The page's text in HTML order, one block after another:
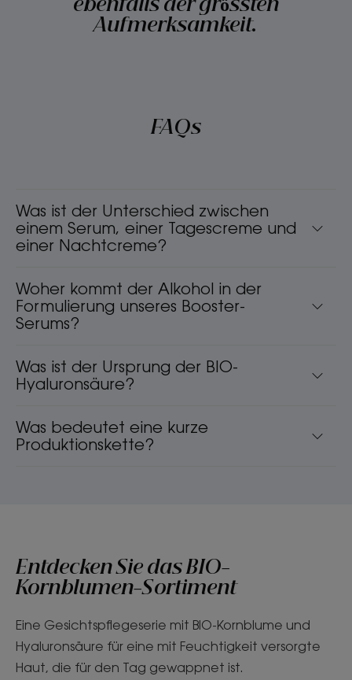
ebenfalls der grössten
Aufmerksamkeit.
FAQs
Was ist der Unterschied zwischen
einem Serum, einer Tagescreme und
einer Nachtcreme?
Woher kommt der Alkohol in der
Formulierung unseres Booster-
Serums?
Was ist der Ursprung der BIO-
Hyaluronsäure?
Was bedeutet eine kurze
Produktionskette?
Entdecken Sie das BIO-
Kornblumen-Sortiment
Eine Gesichtspflegeserie mit BIO-Kornblume und
Hyaluronsäure für eine mit Feuchtigkeit versorgte
Haut, die für den Tag gewappnet ist.